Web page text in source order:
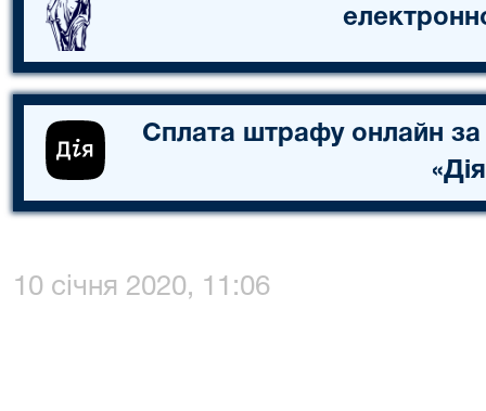
Сплата штрафу онлайн
10 січня 2020, 11:06